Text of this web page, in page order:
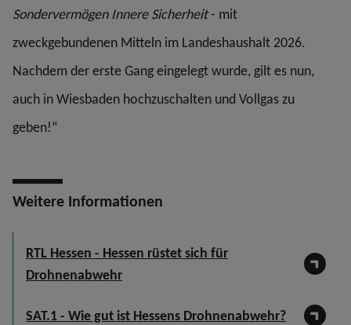
Sondervermögen Innere Sicherheit- mit
zweckgebundenen Mitteln im Landeshaushalt 2026.
Nachdem der erste Gang eingelegt wurde, gilt es nun,
auch in Wiesbaden hochzuschalten und Vollgas zu
geben!“
Weitere Informationen
RTL Hessen - Hessen rüstet sich für
Drohnenabwehr
SAT.1 - Wie gut ist Hessens Drohnenabwehr?